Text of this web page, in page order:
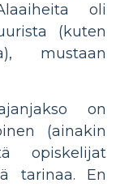
oli
(kuten
mustaan
on
(ainakin
opiskelijat
tarinaa. En